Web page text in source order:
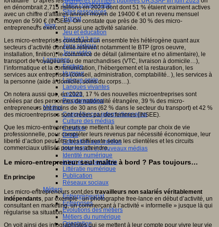
Outils collaboratifs
Sites ressources
Tutorat
Jeux
Jeu et éducation
Jeux 4/12 ans
Jeux sérieux
Jeux vidéo
Langages
Ecriture
Humour
Langue orale
Langues vivantes
Lecture
Programmation
Médias
Compétences informationnelles
Culture des médias
Curation
Droits
Education aux médias
Information et nouveaux médias
Identité numérique
Internet responsable
Littératie numérique
Publication
Réseaux sociaux
Métiers
Entrepreneuriat
Entreprises
Evolutions des métiers
Métiers du numérique
Orientation
en dénombrait 2,715 millions en 2023 dont dont 51 % étaient vraiment actives
avec un chiffre d’affaires annuel moyen de 19400 € et un revenu mensuel
moyen de 590 € (INSEE). On constate que près de 30 % des micro-
entrepreneurs exercent aussi une activité salariée.
Les micro-entreprises constituent un ensemble très hétérogène quant aux
secteurs d’activité dont elle relèvent notamment le BTP (gros oeuvre,
installation, finition), le commerce de détail (alimentaire et no alimentaire), le
transport de voyageurs ou de marchandises (VTC, livraison à domicile…),
l’informatique et la communication, l’hébergement et la restauration, les
services aux entreprises (conseil, administration, comptabilité.. ), les services à
la personne (aide à domicile, soins du corps…).
On notera aussi que, en 2023, 17 % des nouvelles microentreprises sont
créées par des personnes de nationalité étrangère, 39 % des micro-
entrepreneurs ont moins de 30 ans (62 % dans le secteur du transport) et 42 %
des microentreprises sont créées par des femmes (INSEE).
Que les micro-entrepreneurs se mettent à leur compte par choix de vie
professionnelle, pour compléter leurs revenus par nécessité économique, leur
liberté d’action peut être très différente selon les clientèles et les circuits
commerciaux utilisés pour les atteindre.
Le micro-entrepreneur seul maître à bord ? Pas toujours…
En principe
Les micro-entrepreneurs sont,des travailleurs non salariés véritablement
indépendants, par exemple : un photographe free-lance en début d’activité, un
consultant en marketing, un commerçant à l’activité « informelle » jusque là qui
régularise sa situation.
On voit ainsi des infographistes qui se mettent à leur compte pour vivre leur vie